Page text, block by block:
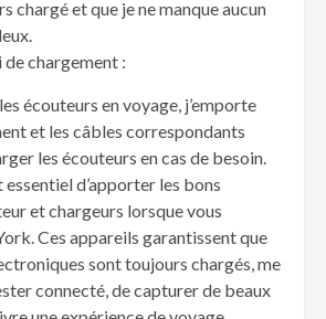
chargé et que je ne manque aucun
chargement :
écouteurs en voyage, j’emporte
et les câbles correspondants
les écouteurs en cas de besoin.
d’apporter les bons
et chargeurs lorsque vous
Ces appareils garantissent que
sont toujours chargés, me
connecté, de capturer de beaux